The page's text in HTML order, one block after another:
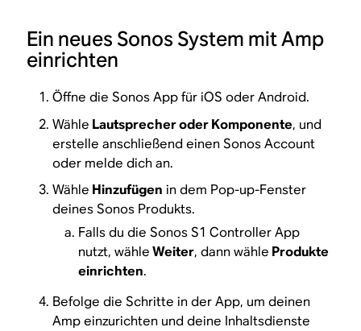
Ein neues Sonos System mit Amp
einrichten
Öffne die Sonos App für iOS oder Android.
Wähle Lautsprecher oder Komponente, und
erstelle anschließend einen Sonos Account
oder melde dich an.
Wähle Hinzufügen in dem Pop-up-Fenster
deines Sonos Produkts.
Falls du die Sonos S1 Controller App
nutzt, wähleWeiter, dann wähle Produkte
einrichten.
Befolge die Schritte in der App, um deinen
Amp einzurichten und deine Inhaltsdienste